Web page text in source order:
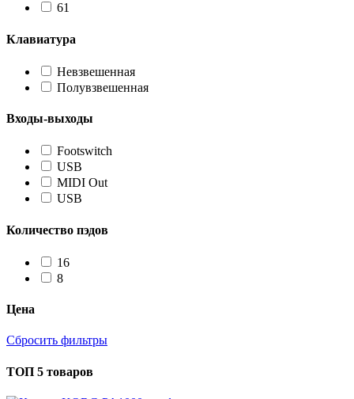
61
Клавиатура
Невзвешенная
Полувзвешенная
Входы-выходы
Footswitch
USB
MIDI Out
USB
Количество пэдов
16
8
Цена
Сбросить фильтры
ТОП 5 товаров